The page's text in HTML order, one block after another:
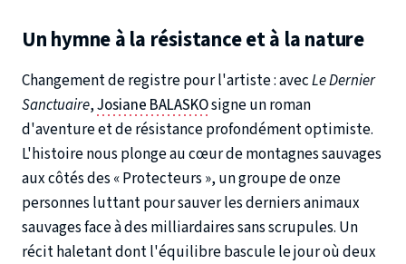
Un hymne à la résistance et à la nature
Changement de registre pour l'artiste : avecLe Dernier
Sanctuaire,Josiane BALASKOsigne un roman
d'aventure et de résistance profondément optimiste.
L'histoire nous plonge au cœur de montagnes sauvages
aux côtés des « Protecteurs », un groupe de onze
personnes luttant pour sauver les derniers animaux
sauvages face à des milliardaires sans scrupules. Un
récit haletant dont l'équilibre bascule le jour où deux